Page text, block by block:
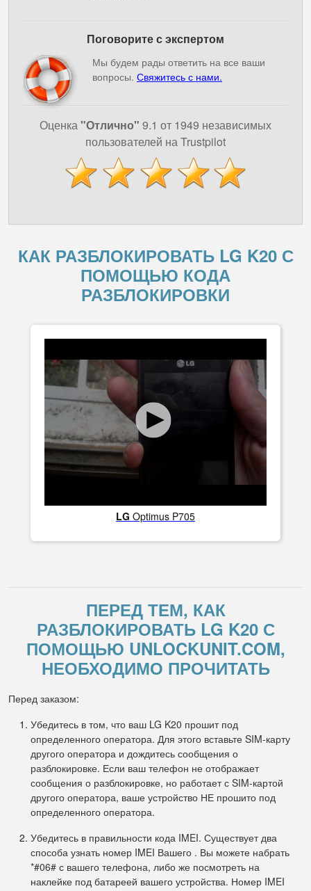
Поговорите с экспертом
Мы будем рады ответить на все ваши
вопросы. Свяжитесь с нами.
Оценка"Отлично" 9.1 от 1949 независимых
пользователей на Trustpilot
КАК РАЗБЛОКИРОВАТЬ LG K20 С
ПОМОЩЬЮ КОДА
РАЗБЛОКИРОВКИ
LG Optimus P705
ПЕРЕД ТЕМ, КАК
РАЗБЛОКИРОВАТЬ LG K20 С
ПОМОЩЬЮ UNLOCKUNIT.COM,
НЕОБХОДИМО ПРОЧИТАТЬ
Перед заказом:
Убедитесь в том, что ваш LG K20 прошит под
определенного оператора. Для этого вставьте SIM-карту
другого оператора и дождитесь сообщения о
разблокировке. Если ваш телефон не отображает
сообщения о разблокировке, но работает с SIM-картой
другого оператора, ваше устройство НЕ прошито под
определенного оператора.
Убедитесь в правильности кода IMEI. Существует два
способа узнать номер IMEI Вашего . Вы можете набрать
*#06# с вашего телефона, либо же посмотреть на
наклейке под батареей вашего устройства. Номер IMEI